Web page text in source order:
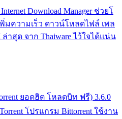
Download Manager ช่วยโ
มความเร็ว ดาวน์โหลดไฟล์ เพล
าสุด จาก Thaiware ไว้ใจได้แน่น
ยอดฮิต โหลดบิท ฟรี) 3.6.0
โปรแกรม Bittorrent ใช้งาน